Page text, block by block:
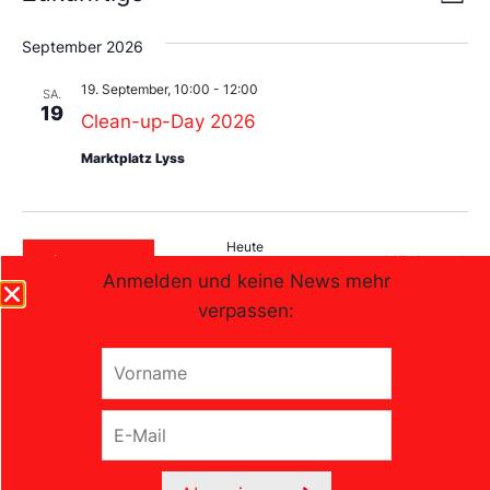
Sie
das
aus.
September 2026
SA.
19 Clean-up-Day 2026
19. September, 10:00 - 12:00
Marktplatz Lyss
Veranstaltungen
Heute
Nächste
Kalender abonnieren
Sozialdemokratische Partei
Anmelden und keine News mehr
verpassen:
r
m
M